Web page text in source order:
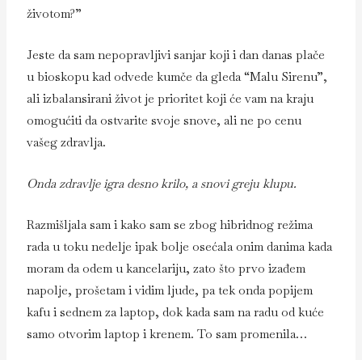
životom?”
Jeste da sam nepopravljivi sanjar koji i dan danas plače
u bioskopu kad odvede kumče da gleda “Malu Sirenu”,
ali izbalansirani život je prioritet koji će vam na kraju
omogućiti da ostvarite svoje snove, ali ne po cenu
vašeg zdravlja.
Onda zdravlje igra desno krilo, a snovi greju klupu.
Razmišljala sam i kako sam se zbog hibridnog režima
rada u toku nedelje ipak bolje osećala onim danima kada
moram da odem u kancelariju, zato što prvo izađem
napolje, prošetam i vidim ljude, pa tek onda popijem
kafu i sednem za laptop, dok kada sam na radu od kuće
samo otvorim laptop i krenem. To sam promenila…